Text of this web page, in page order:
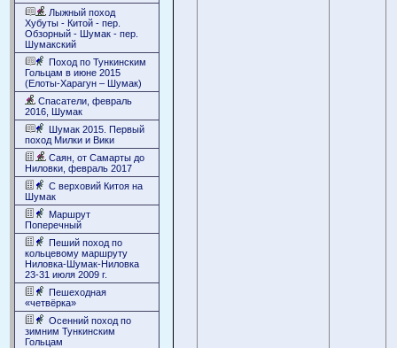
Лыжный поход
Хубуты - Китой - пер.
Обзорный - Шумак - пер.
Шумакский
Поход по Тункинским
Гольцам в июне 2015
(Елоты-Харагун – Шумак)
Спасатели, февраль
2016, Шумак
Шумак 2015. Первый
поход Милки и Вики
Саян, от Самарты до
Ниловки, февраль 2017
С верховий Китоя на
Шумак
Маршрут
Поперечный
Пеший поход по
кольцевому маршруту
Ниловка-Шумак-Ниловка
23-31 июля 2009 г.
Пешеходная
«четвёрка»
Осенний поход по
зимним Тункинским
Гольцам